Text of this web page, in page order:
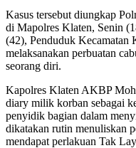
Kasus tersebut diungkap
di Mapolres Klaten, Senin
(42), Penduduk Kecamatan
melaksanakan perbuatan
seorang diri.
Kapolres Klaten AKBP
diary milik korban sebagai
penyidik bagian dalam
dikatakan rutin menuliskan
mendapat perlakuan Tak